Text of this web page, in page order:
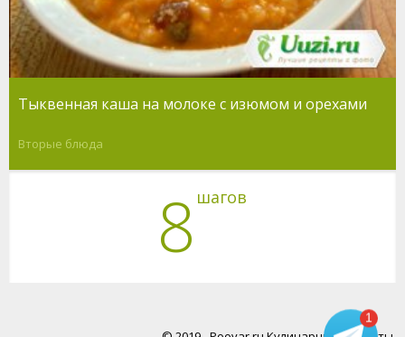
Тыквенная каша на молоке с изюмом и орехами
Вторые блюда
8 шагов
1